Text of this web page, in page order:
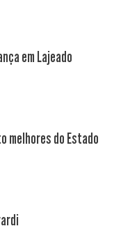
em Lajeado
melhores do Estado